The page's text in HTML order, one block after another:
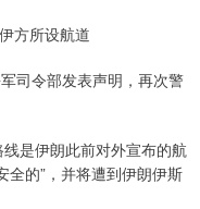
方所设航道
司令部发表声明，再次警
是伊朗此前对外宣布的航
全的”，并将遭到伊朗伊斯